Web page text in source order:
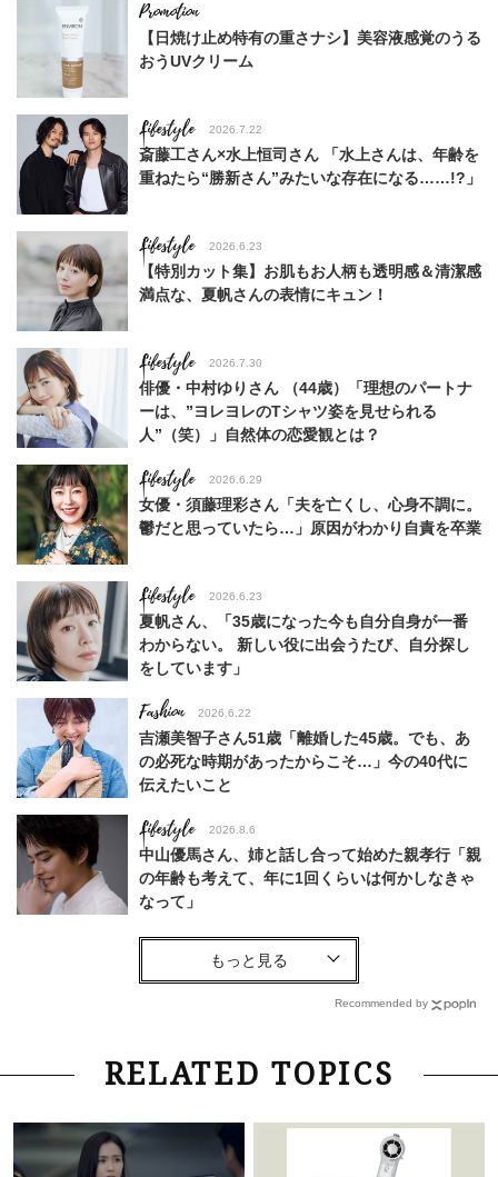
【日焼け止め特有の重さナシ】美容液感覚のうる
おうUVクリーム
Lifestyle 2026.7.22
斎藤工さん×水上恒司さん 「水上さんは、年齢を
重ねたら“勝新さん”みたいな存在になる……!?」
Lifestyle 2026.6.23
【特別カット集】お肌もお人柄も透明感＆清潔感
満点な、夏帆さんの表情にキュン！
Lifestyle 2026.7.30
俳優・中村ゆりさん （44歳）「理想のパートナ
ーは、”ヨレヨレのTシャツ姿を見せられる
人”（笑）」自然体の恋愛観とは？
Lifestyle 2026.6.29
女優・須藤理彩さん「夫を亡くし、心身不調に。
鬱だと思っていたら…」原因がわかり自責を卒業
Lifestyle 2026.6.23
夏帆さん、「35歳になった今も自分自身が一番
わからない。 新しい役に出会うたび、自分探し
をしています」
Fashion 2026.6.22
吉瀬美智子さん51歳「離婚した45歳。でも、あ
の必死な時期があったからこそ…」今の40代に
伝えたいこと
Lifestyle 2026.8.6
中山優馬さん、姉と話し合って始めた親孝行「親
の年齢も考えて、年に1回くらいは何かしなきゃ
なって」
Lifestyle
「人間、役に立たなきゃ生きてちゃいかんか？」
上野千鶴子先生が問い直す“理想の老後”の呪縛
Lifestyle 2026.8.6
26年夏の【開運アクション】は”ひと拭き”習
Recommended by
RELATED TOPICS